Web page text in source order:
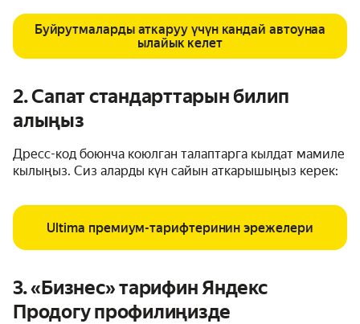
Буйрутмаларды аткаруу үчүн кандай автоунаа
ылайык келет
2. Сапат стандарттарын билип
алыңыз
Дресс-код боюнча коюлган талаптарга кылдат мамиле
кылыңыз. Сиз аларды күн сайын аткарышыңыз керек:
Ultima премиум-тарифтеринин эрежелери
3. «Бизнес» тарифин Яндекс
Продогу профилиңизде